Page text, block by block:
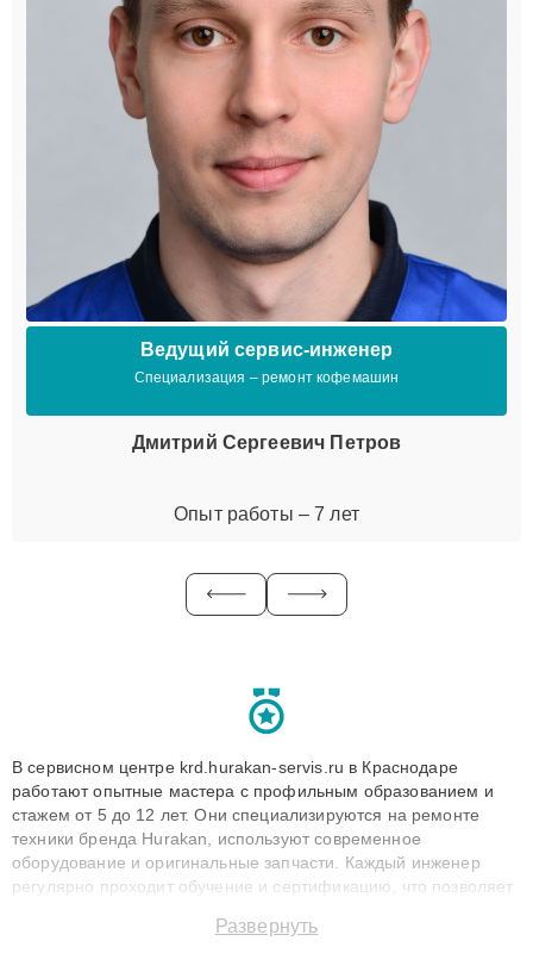
Ведущий сервис-инженер
Специализация – ремонт кофемашин
Дмитрий Сергеевич Петров
Опыт работы – 7 лет
В сервисном центре krd.hurakan-servis.ru в Краснодаре
работают опытные мастера с профильным образованием и
стажем от 5 до 12 лет. Они специализируются на ремонте
техники бренда Hurakan, используют современное
оборудование и оригинальные запчасти. Каждый инженер
регулярно проходит обучение и сертификацию, что позволяет
технику с сохранением гарантии до 3 лет. Наши мастера
Развернуть